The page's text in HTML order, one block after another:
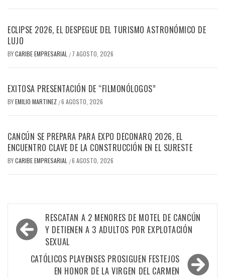
ECLIPSE 2026, EL DESPEGUE DEL TURISMO ASTRONÓMICO DE
LUJO
BYCARIBE EMPRESARIAL / 7 AGOSTO, 2026
EXITOSA PRESENTACIÓN DE “FILMONÓLOGOS”
BYEMILIO MARTINEZ /6 AGOSTO, 2026
CANCÚN SE PREPARA PARA EXPO DECONARQ 2026, EL
ENCUENTRO CLAVE DE LA CONSTRUCCIÓN EN EL SURESTE
BYCARIBE EMPRESARIAL /6 AGOSTO, 2026
Navegación
de
entradas
RESCATAN A 2 MENORES DE MOTEL DE CANCÚN
Y DETIENEN A 3 ADULTOS POR EXPLOTACIÓN
SEXUAL
CATÓLICOS PLAYENSES PROSIGUEN FESTEJOS
EN HONOR DE LA VIRGEN DEL CARMEN